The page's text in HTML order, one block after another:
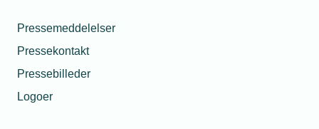
Pressemeddelelser
Pressekontakt
Pressebilleder
Logoer